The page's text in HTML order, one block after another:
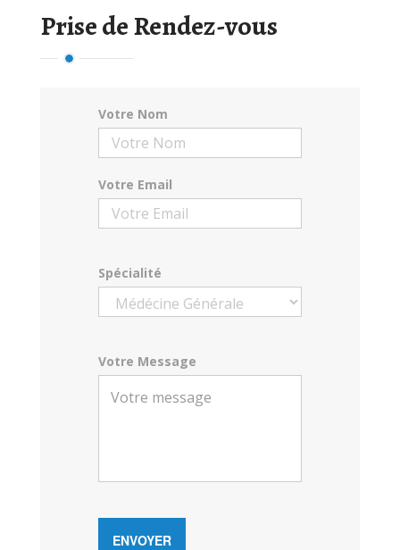
Prise de Rendez-vous
Votre Nom
Votre Email
Spécialité
Votre Message